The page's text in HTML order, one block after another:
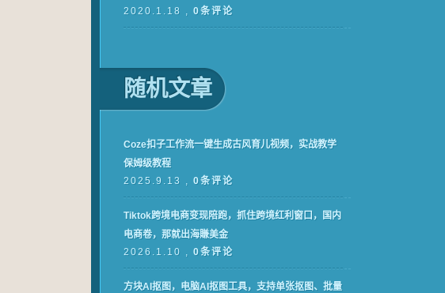
2020.1.18 , 0条评论
随机文章
Coze扣子工作流一键生成古风育儿视频，实战教学
保姆级教程
2025.9.13 , 0条评论
Tiktok跨境电商变现陪跑，抓住跨境红利窗口，国内
电商卷，那就出海賺美金
2026.1.10 , 0条评论
方块AI抠图，电脑AI抠图工具，支持单张抠图、批量